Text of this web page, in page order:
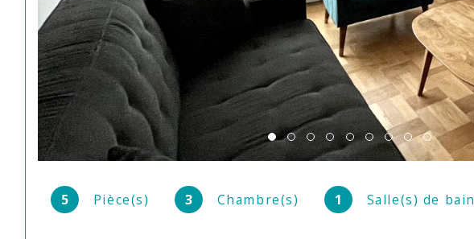
5 Pièce(s) 3 Chambre(s) 1 Salle(s) de bain